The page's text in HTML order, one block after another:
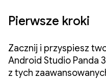
Pierwsze kroki
Zacznij i przyspiesz
Android Studio Panda
z tych